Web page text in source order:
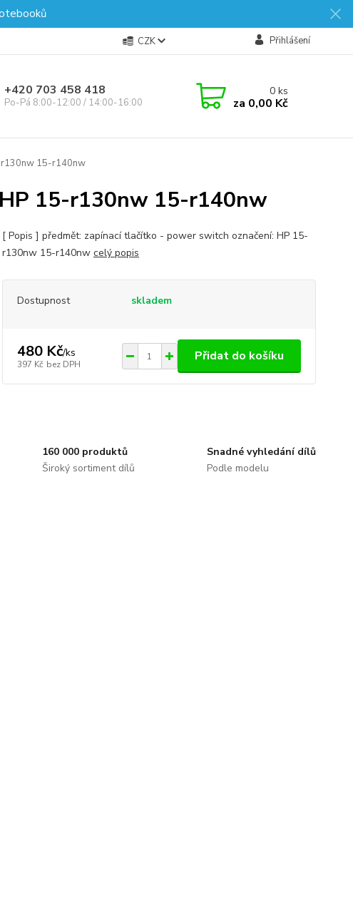
CZK Přihlášení
+420 703 458 418
Po-Pá 8:00-12:00 / 14:00-16:00
0ks
za 0,00 Kč
r130nw 15-r140nw
HP 15-r130nw 15-r140nw
[ Popis ] předmět: zapínací tlačítko - power switch označení: HP 15-
r130nw 15-r140nw celý popis
Dostupnost skladem
480 Kč/ks
397 Kč bez DPH
Přidat do košíku
160 000 produktů
Široký sortiment dílů
Snadné vyhledání dílů
Podle modelu